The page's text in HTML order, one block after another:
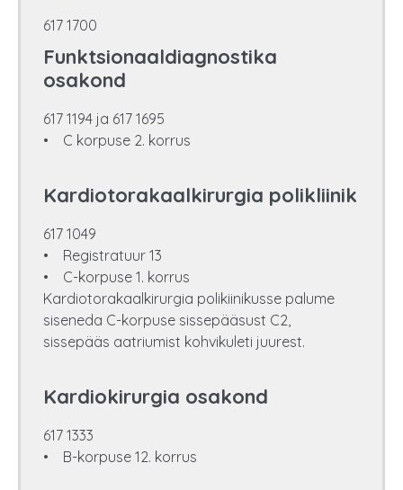
617 1700
Funktsionaaldiagnostika
osakond
617 1194 ja 617 1695
• C korpuse 2. korrus
Kardiotorakaalkirurgia polikliinik
617 1049
• Registratuur 13
• C-korpuse 1. korrus
Kardiotorakaalkirurgia polikiinikusse palume
siseneda C-korpuse sissepääsust C2,
sissepääs aatriumist kohvikuleti juurest.
Kardiokirurgia osakond
617 1333
• B-korpuse 12. korrus